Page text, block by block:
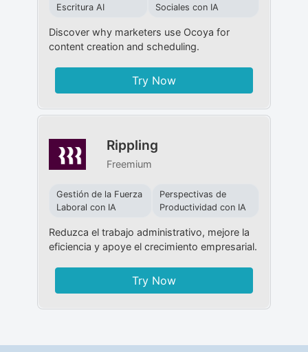
Escritura AI
Sociales con IA
Discover why marketers use Ocoya for
content creation and scheduling.
Try Now
Rippling
Freemium
Gestión de la Fuerza
Laboral con IA
Perspectivas de
Productividad con IA
Reduzca el trabajo administrativo, mejore la
eficiencia y apoye el crecimiento empresarial.
Try Now